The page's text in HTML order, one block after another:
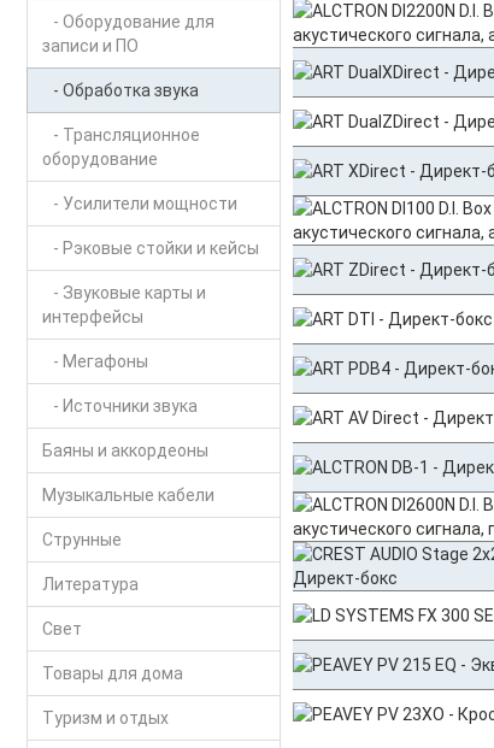
- Оборудование для
записи и ПО
- Обработка звука
- Трансляционное
оборудование
- Усилители мощности
- Рэковые стойки и кейсы
- Звуковые карты и
интерфейсы
- Мегафоны
- Источники звука
Баяны и аккордеоны
Музыкальные кабели
Струнные
Литература
Свет
Товары для дома
Туризм и отдых